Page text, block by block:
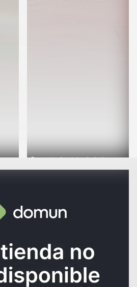
Paquete de cinta ahulada
$15